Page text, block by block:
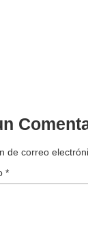
de correo
*